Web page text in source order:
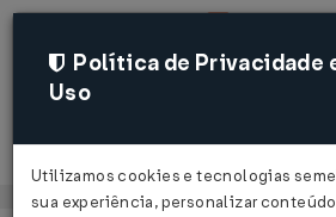
Política de Privacidade
Uso
Utilizamos cookies e tecnologias
sua experiência, personalizar